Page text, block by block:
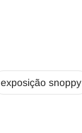
exposição snoppy